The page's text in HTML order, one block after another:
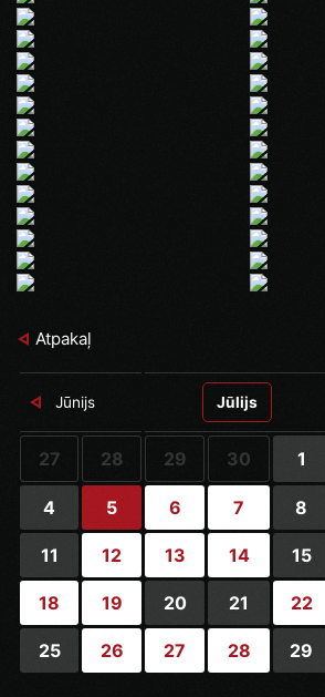
Atpakaļ
Jūnijs Jūlijs
27 28 29 30 1
4 5 6 7 8
11 12 13 14 15
18 19 20 21 22
25 26 27 28 29